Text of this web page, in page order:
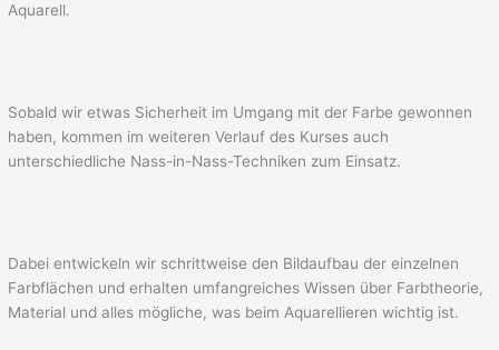
Aquarell.
Sobald wir etwas Sicherheit im Umgang mit der Farbe gewonnen
haben, kommen im weiteren Verlauf des Kurses auch
unterschiedliche Nass-in-Nass-Techniken zum Einsatz.
Dabei entwickeln wir schrittweise den Bildaufbau der einzelnen
Farbflächen und erhalten umfangreiches Wissen über Farbtheorie,
Material und alles mögliche, was beim Aquarellieren wichtig ist.